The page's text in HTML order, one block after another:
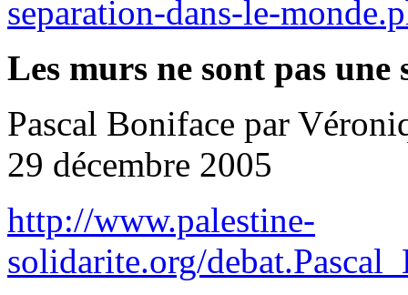
separation-dans-le-
Les murs ne sont pas
Pascal Boniface par
29 décembre 2005
http://www.palestine-
solidarite.org/